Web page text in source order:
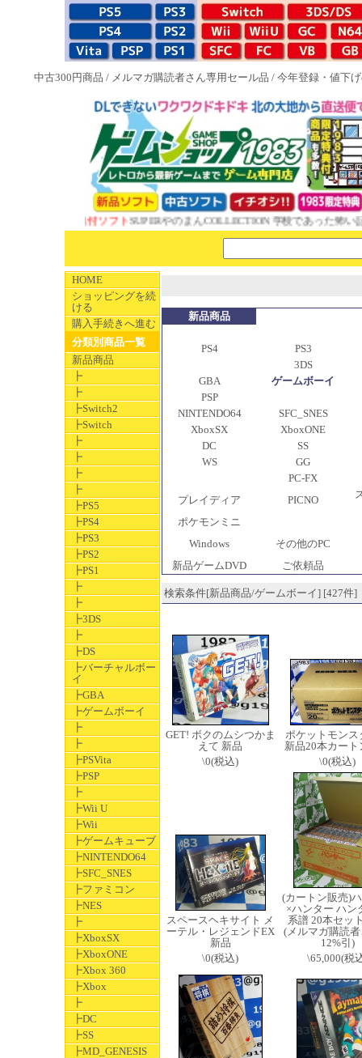
中古300円商品 / メルマガ購読者さん専用セール品 / 今年登録・値下
1983特典付ソフトSUPERやのまんCOLLECTION 学校であった怖い話
HOME
ショッピングを続
ける
購入手続きへ進む
分類別商品一覧
新品商品
┣
┣
┣Switch2
┣Switch
┣
┣
┣
┣
┣PS5
┣PS4
┣PS3
┣PS2
┣PS1
┣
┣
┣3DS
┣
┣DS
┣バーチャルボー
イ
┣GBA
┣ゲームボーイ
┣
┣
┣PSVita
┣PSP
┣
┣Wii U
┣Wii
┣ゲームキューブ
┣NINTENDO64
┣SFC_SNES
┣ファミコン
┣NES
┣
┣XboxSX
┣XboxONE
┣Xbox 360
┣Xbox
┣
┣DC
┣SS
┣MD_GENESIS
新品商品
PS4
PS3
3DS
GBA
ゲームボーイ
PSP
NINTENDO64
SFC_SNES
XboxSX
XboxONE
DC
SS
WS
GG
PC-FX
プレイディア
PICNO
ポケモンミニ
Windows
その他のPC
新品ゲームDVD
ご依頼品
検索条件[新品商品/ゲームボーイ] [427件]
GET! ボクのムシつかま
えて 新品
\0(税込)
ポケットモンス
新品20本カート
\0(税込)
スペースヘキサイト メ
ーテル・レジェンドEX
新品
\0(税込)
(カートン販売)
×ハンター ハン
系譜 20本セッ
(メルマガ購読
12%引)
\65,000(税